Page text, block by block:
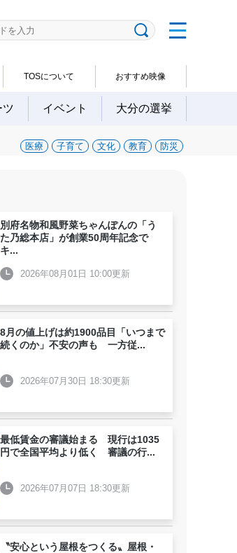
TOSについて おすすめ映像
ツ イベント 大分の選挙
医療 子育て 文化 教育 防災
別府名物和風野菜ちゃんぽんの「う
た乃総本店」が創業50周年記念で
キ...
2026年08月01日 10:00更新
8月の値上げは約1900品目「いつまで
続くのか」不安の声も 一方従...
2026年07月30日 18:30更新
最低賃金の審議始まる 現行は1035
円で全国平均より低く 審議の行...
2026年07月07日 18:30更新
〝安心という屋根をつくる〟屋根・